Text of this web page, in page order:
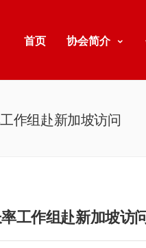
首页 协会简介
作组赴新加坡访问
工作组赴新加坡访